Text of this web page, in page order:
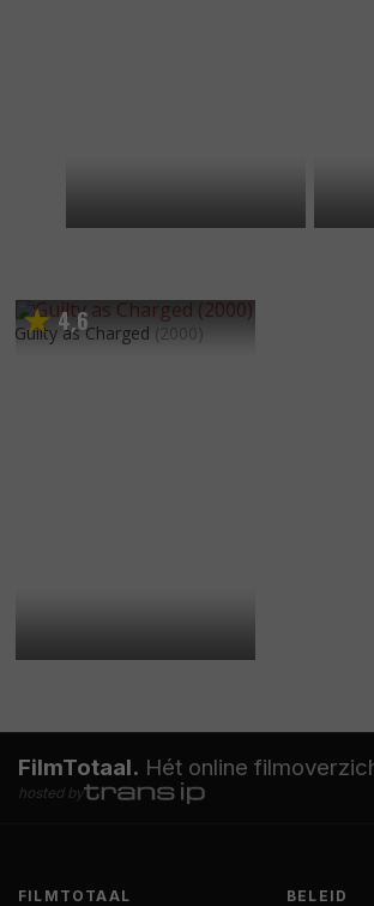
4,6
Guilty as Charged (2000)
FilmTotaal. Hét online
hosted by
FILMTOTAAL BELEID